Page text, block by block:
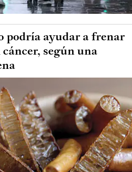
podría ayudar a frenar
según una